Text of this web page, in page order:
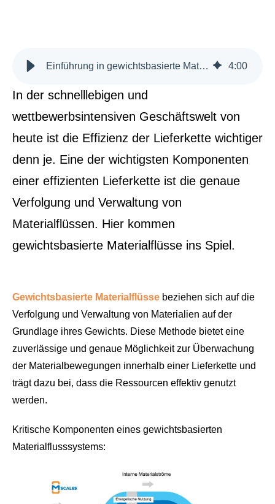
Einführung in gewichtsbasierte Materialflüsse 4:00
In der schnelllebigen und
wettbewerbsintensiven Geschäftswelt von
heute ist die Effizienz der Lieferkette wichtiger
denn je. Eine der wichtigsten Komponenten
einer effizienten Lieferkette ist die genaue
Verfolgung und Verwaltung von
Materialflüssen. Hier kommen
gewichtsbasierte Materialflüsse ins Spiel.
Gewichtsbasierte Materialflüsse beziehen sich auf die
Verfolgung und Verwaltung von Materialien auf der
Grundlage ihres Gewichts. Diese Methode bietet eine
zuverlässige und genaue Möglichkeit zur Überwachung
der Materialbewegungen innerhalb einer Lieferkette und
trägt dazu bei, dass die Ressourcen effektiv genutzt
werden.
Kritische Komponenten eines gewichtsbasierten
Materialflusssystems: